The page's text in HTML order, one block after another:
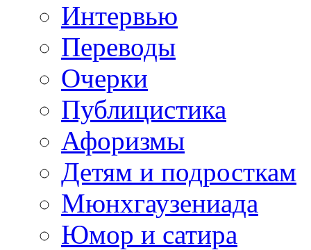
Интервью
Переводы
Очерки
Публицистика
Афоризмы
Детям и подросткам
Мюнхгаузениада
Юмор и сатира